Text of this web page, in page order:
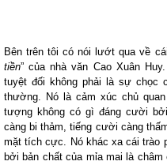
Bên trên tôi có nói lướt qua về
tiền” của nhà văn Cao Xuân
tuyệt đối không phải là sự chọc
thường. Nó là cảm xúc chủ
tượng không có gì đáng cười
càng bi thảm, tiếng cười càng
mặt tích cực. Nó khác xa cái trào
bởi bản chất của mỉa mai là